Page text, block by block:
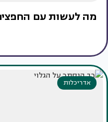
מה לעשות עם
אדריכלות